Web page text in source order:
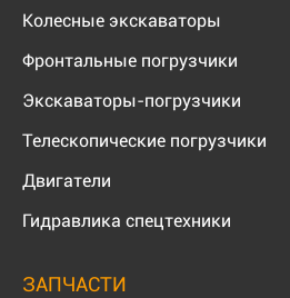
Колесные экскаваторы
Фронтальные погрузчики
Экскаваторы-погрузчики
Телескопические погрузчики
Двигатели
Гидравлика спецтехники
ЗАПЧАСТИ